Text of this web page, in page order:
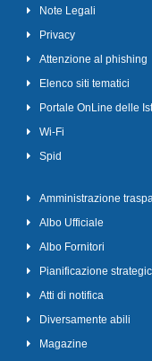
Note Legali
Privacy
Attenzione al phishing
Elenco siti tematici
Portale OnLine delle
Wi-Fi
Spid
Amministrazione
Albo Ufficiale
Albo Fornitori
Pianificazione
Atti di notifica
Diversamente abili
Magazine